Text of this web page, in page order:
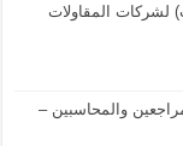
لشركات المقاولات
والمحاسبين –